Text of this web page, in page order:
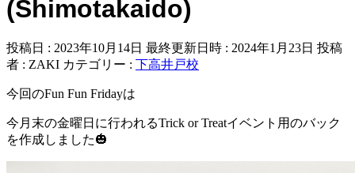
(Shimotakaido)
投稿日 : 2023年10月14日 最終更新日時 : 2024年1月23日 投稿
者 : ZAKI カテゴリー : 下高井戸校
今回のFun Fun Fridayは
今月末の金曜日に行われるTrick or Treatイベント用のバック
を作成しました🎃